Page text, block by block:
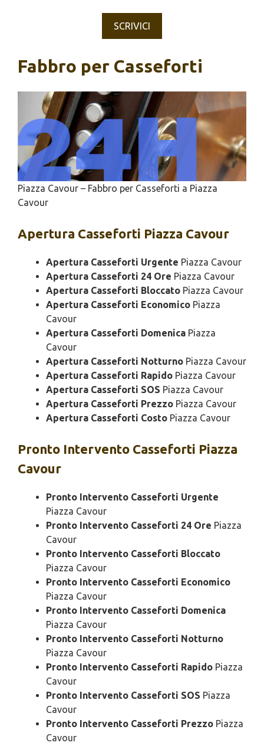
SCRIVICI
Fabbro per Casseforti
Piazza Cavour – Fabbro per Casseforti a Piazza
Cavour
Apertura Casseforti Piazza Cavour
Apertura Casseforti Urgente Piazza Cavour
Apertura Casseforti 24 Ore Piazza Cavour
Apertura Casseforti Bloccato Piazza Cavour
Apertura Casseforti Economico Piazza
Cavour
Apertura Casseforti Domenica Piazza
Cavour
Apertura Casseforti Notturno Piazza Cavour
Apertura Casseforti Rapido Piazza Cavour
Apertura Casseforti SOS Piazza Cavour
Apertura Casseforti Prezzo Piazza Cavour
Apertura Casseforti Costo Piazza Cavour
Pronto Intervento Casseforti Piazza
Cavour
Pronto Intervento Casseforti Urgente
Piazza Cavour
Pronto Intervento Casseforti 24 Ore Piazza
Cavour
Pronto Intervento Casseforti Bloccato
Piazza Cavour
Pronto Intervento Casseforti Economico
Piazza Cavour
Pronto Intervento Casseforti Domenica
Piazza Cavour
Pronto Intervento Casseforti Notturno
Piazza Cavour
Pronto Intervento Casseforti Rapido Piazza
Cavour
Pronto Intervento Casseforti SOS Piazza
Cavour
Pronto Intervento Casseforti Prezzo Piazza
Cavour